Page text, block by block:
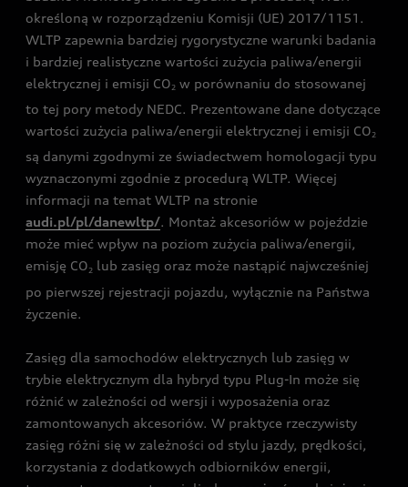
określoną w rozporządzeniu Komisji (UE) 2017/1151.
WLTP zapewnia bardziej rygorystyczne warunki badania
i bardziej realistyczne wartości zużycia paliwa/energii
elektrycznej i emisji CO2 w porównaniu do stosowanej
to tej pory metody NEDC. Prezentowane dane dotyczące
wartości zużycia paliwa/energii elektrycznej i emisji CO2
są danymi zgodnymi ze świadectwem homologacji typu
wyznaczonymi zgodnie z procedurą WLTP. Więcej
informacji na temat WLTP na stronie
audi.pl/pl/danewltp/. Montaż akcesoriów w pojeździe
może mieć wpływ na poziom zużycia paliwa/energii,
emisję CO 2 lub zasięg oraz może nastąpić najwcześniej
po pierwszej rejestracji pojazdu, wyłącznie na Państwa
życzenie.
Zasięg dla samochodów elektrycznych lub zasięg w
trybie elektrycznym dla hybryd typu Plug-In może się
różnić w zależności od wersji i wyposażenia oraz
zamontowanych akcesoriów. W praktyce rzeczywisty
zasięg różni się w zależności od stylu jazdy, prędkości,
korzystania z dodatkowych odbiorników energii,